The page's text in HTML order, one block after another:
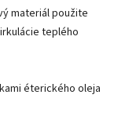
materiál použite
teplého
éterického oleja